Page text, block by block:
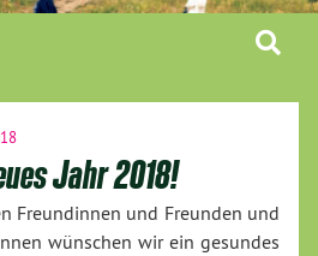
Jahr 2018!
Freundinnen und Freunden und
wünschen wir ein gesundes